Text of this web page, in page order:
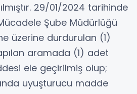
29/01/2024 tarihinde
Şube Müdürlüğü
üzerine durdurulan (1)
aramada (1) adet
ele geçirilmiş olup;
uyuşturucu madde